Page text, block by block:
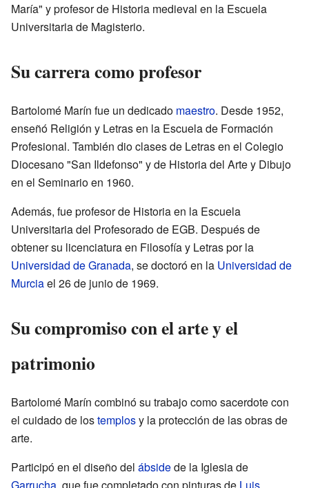
María" y profesor de Historia medieval en la Escuela
Universitaria de Magisterio.
Su carrera como profesor
Bartolomé Marín fue un dedicado maestro. Desde 1952,
enseñó Religión y Letras en la Escuela de Formación
Profesional. También dio clases de Letras en el Colegio
Diocesano "San Ildefonso" y de Historia del Arte y Dibujo
en el Seminario en 1960.
Además, fue profesor de Historia en la Escuela
Universitaria del Profesorado de EGB. Después de
obtener su licenciatura en Filosofía y Letras por la
Universidad de Granada, se doctoró en la Universidad de
Murciael 26 de junio de 1969.
Su compromiso con el arte y el
patrimonio
Bartolomé Marín combinó su trabajo como sacerdote con
el cuidado de lostemplosy la protección de las obras de
arte.
Participó en el diseño del ábsidede la Iglesia de